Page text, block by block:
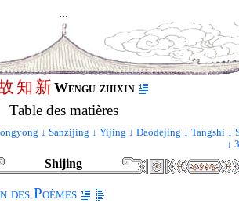
...
知 新Wengu zhixin
Table des matières
↓ Sanzijing ↓ Yijing ↓ Daodejing ↓ Tangshi ↓
↓
Shijing
des Poèmes